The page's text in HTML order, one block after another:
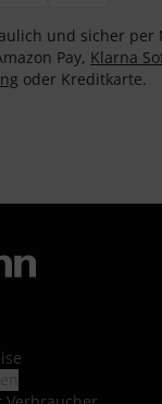
und sicher per
Pay, Klarna
oder Kreditkarte.